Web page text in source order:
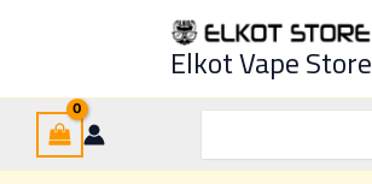
Elkot Vape Store